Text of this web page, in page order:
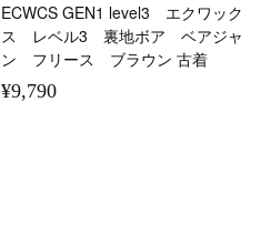
ECWCS GEN1 level3 エクワック
ス レベル3 裏地ボア ベアジャ
ン フリース ブラウン 古着
¥9,790